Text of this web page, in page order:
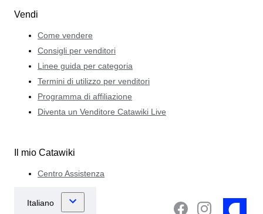
Vendi
Come vendere
Consigli per venditori
Linee guida per categoria
Termini di utilizzo per venditori
Programma di affiliazione
Diventa un Venditore Catawiki Live
Il mio Catawiki
Centro Assistenza